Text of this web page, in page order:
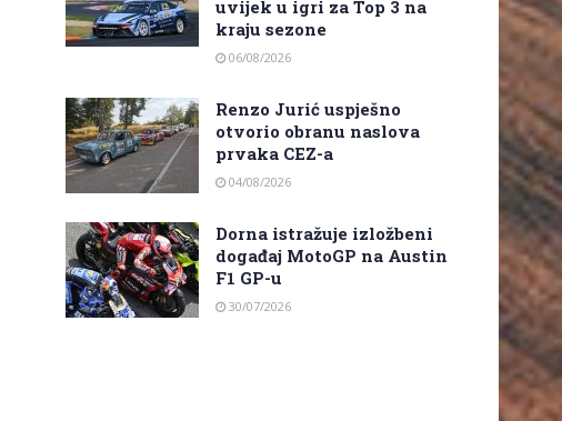
uvijek u igri za Top 3 na
kraju sezone
06/08/2026
Renzo Jurić uspješno
otvorio obranu naslova
prvaka CEZ-a
04/08/2026
Dorna istražuje izložbeni
događaj MotoGP na Austin
F1 GP-u
30/07/2026